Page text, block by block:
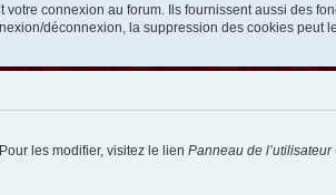
connexion au forum. Ils fournissent aussi des
déconnexion, la suppression des cookies peut
les modifier, visitez le lien Panneau de l’utilisateur